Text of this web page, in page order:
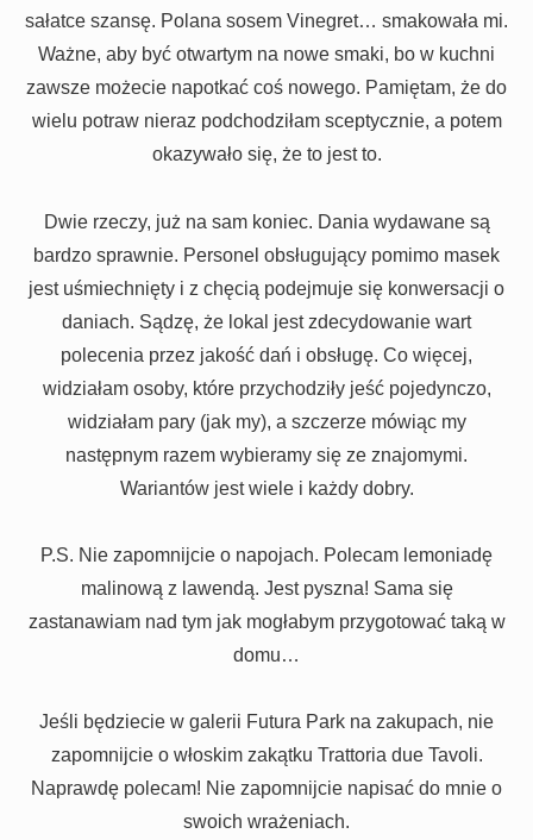
sałatce szansę. Polana sosem Vinegret… smakowała mi.
Ważne, aby być otwartym na nowe smaki, bo w kuchni
zawsze możecie napotkać coś nowego. Pamiętam, że do
wielu potraw nieraz podchodziłam sceptycznie, a potem
okazywało się, że to jest to.
Dwie rzeczy, już na sam koniec. Dania wydawane są
bardzo sprawnie. Personel obsługujący pomimo masek
jest uśmiechnięty i z chęcią podejmuje się konwersacji o
daniach. Sądzę, że lokal jest zdecydowanie wart
polecenia przez jakość dań i obsługę. Co więcej,
widziałam osoby, które przychodziły jeść pojedynczo,
widziałam pary (jak my), a szczerze mówiąc my
następnym razem wybieramy się ze znajomymi.
Wariantów jest wiele i każdy dobry.
P.S. Nie zapomnijcie o napojach. Polecam lemoniadę
malinową z lawendą. Jest pyszna! Sama się
zastanawiam nad tym jak mogłabym przygotować taką w
domu…
Jeśli będziecie w galerii Futura Park na zakupach, nie
zapomnijcie o włoskim zakątku Trattoria due Tavoli.
Naprawdę polecam! Nie zapomnijcie napisać do mnie o
swoich wrażeniach.